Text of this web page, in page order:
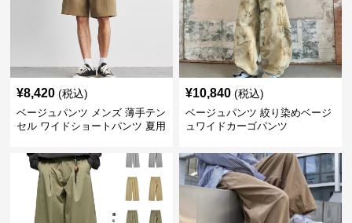
¥8,420 (税込)
ベージュパンツ メンズ 薄手テン
セル ワイドショートパンツ 夏用
¥10,840 (税込)
ベージュパンツ 絞り染めベージ
ュワイドカーゴパンツ